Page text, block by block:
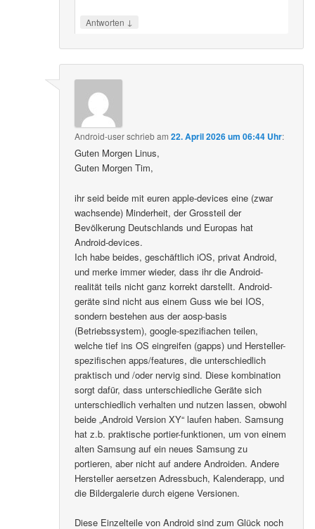
Antworten ↓
Android-userschriebam22. April 2026 um 06:44 Uhr:
Guten Morgen Linus,
Guten Morgen Tim,
ihr seid beide mit euren apple-devices eine (zwar
wachsende) Minderheit, der Grossteil der
Bevölkerung Deutschlands und Europas hat
Android-devices.
Ich habe beides, geschäftlich iOS, privat Android,
und merke immer wieder, dass ihr die Android-
realität teils nicht ganz korrekt darstellt. Android-
geräte sind nicht aus einem Guss wie bei IOS,
sondern bestehen aus der aosp-basis
(Betriebssystem), google-spezifiachen teilen,
welche tief ins OS eingreifen (gapps) und Hersteller-
spezifischen apps/features, die unterschiedlich
praktisch und /oder nervig sind. Diese kombination
sorgt dafür, dass unterschiedliche Geräte sich
unterschiedlich verhalten und nutzen lassen, obwohl
beide „Android Version XY“ laufen haben. Samsung
hat z.b. praktische portier-funktionen, um von einem
alten Samsung auf ein neues Samsung zu
portieren, aber nicht auf andere Androiden. Andere
Hersteller aersetzen Adressbuch, Kalenderapp, und
die Bildergalerie durch eigene Versionen.
Diese Einzelteile von Android sind zum Glück noch